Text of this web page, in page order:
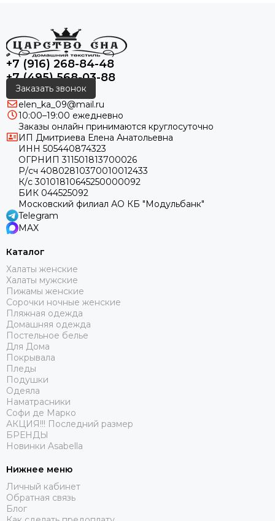
+7 (916) 268-84-48
+7 (495) 568-03-88
Заказать звонок
elen_ka_09@mail.ru
10:00–19:00 ежедневно
Заказы онлайн принимаются круглосуточно
ИП Дмитриева Елена Анатольевна
ИНН 505440874323
ОГРНИП 311501813700026
Р/сч 40802810370010012433
К/с 30101810645250000092
БИК 044525092
Московский филиал АО КБ "Модульбанк"
Telegram
MAX
Каталог
Халаты женские
Халаты мужские
Пижамы женские
Сорочки ночные женские
Пляжная одежда
Домашняя одежда
Постельное белье
Для Дома
Покрывала
Пледы
Подушки
Одеяла
Наматрасники
Софи де Марко
АКЦИЯ!!! Последний размер
БРЕНДЫ
Новинки Asabella
Нижнее меню
Личный кабинет
Обратная связь
Блог